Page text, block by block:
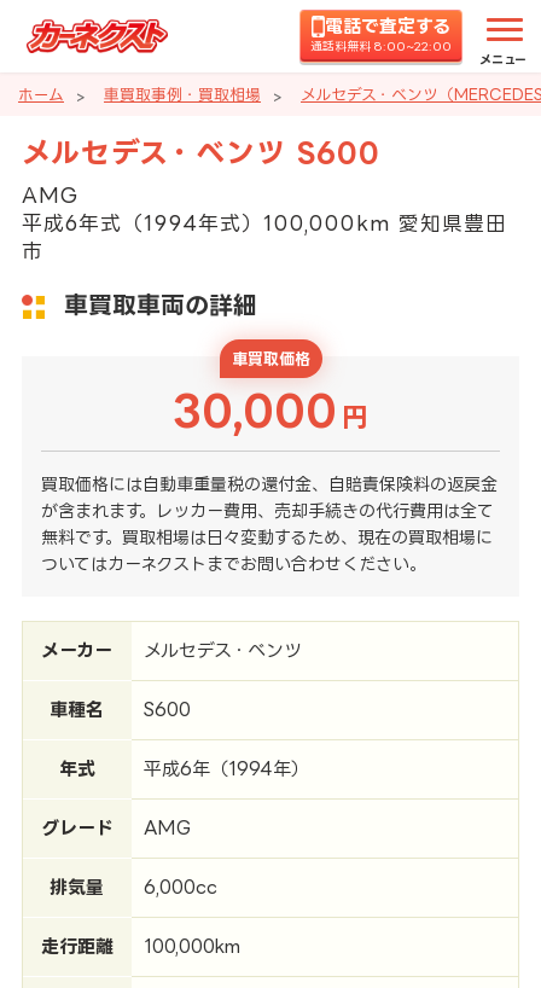
電話で査定する
通話料無料 8:00~22:00
メニュー
ホーム 車買取事例・買取相場 メルセデス・ベンツ（
メルセデス・ベンツ S600
AMG
平成6年式（1994年式）100,000km 愛知県豊田
市
車買取車両の詳細
車買取価格
30,000 円
買取価格には自動車重量税の還付金、自賠責保険料の返戻金
が含まれます。レッカー費用、売却手続きの代行費用は全て
無料です。買取相場は日々変動するため、現在の買取相場に
ついてはカーネクストまでお問い合わせください。
メーカー メルセデス・ベンツ
車種名 S600
年式 平成6年（1994年）
グレード AMG
排気量 6,000cc
走行距離 100,000km